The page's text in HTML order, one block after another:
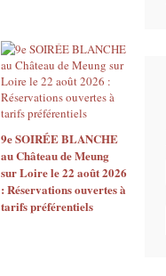
9e SOIRÉE BLANCHE
au Château de Meung
sur Loire le 22 août 2026
: Réservations ouvertes à
tarifs préférentiels